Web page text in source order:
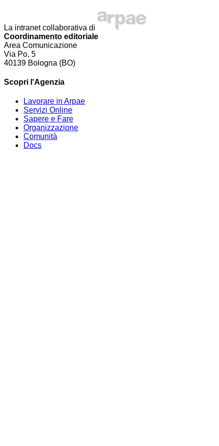
La intranet collaborativa di
Coordinamento editoriale
Area Comunicazione
Via Po, 5
40139 Bologna (BO)
Scopri l'Agenzia
Lavorare in Arpae
Servizi Online
Sapere e Fare
Organizzazione
Comunità
Docs